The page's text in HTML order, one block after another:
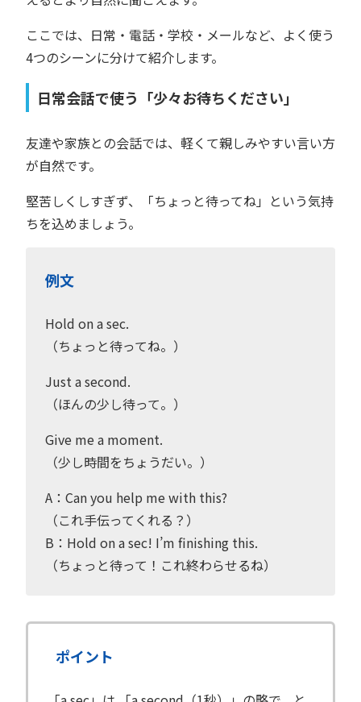
ここでは、日常・電話・学校・メールなど、よく使う
4つのシーンに分けて紹介します。
日常会話で使う「少々お待ちください」
友達や家族との会話では、軽くて親しみやすい言い方
が自然です。
堅苦しくしすぎず、「ちょっと待ってね」という気持
ちを込めましょう。
例文
Hold on a sec.
（ちょっと待ってね。）
Just a second.
（ほんの少し待って。）
Give me a moment.
（少し時間をちょうだい。）
A：Can you help me with this?
（これ手伝ってくれる？）
B：Hold on a sec! I’m finishing this.
（ちょっと待って！これ終わらせるね）
ポイント